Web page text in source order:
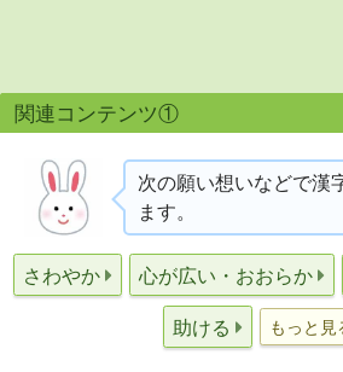
関連コンテンツ①
次の願い想いなどで漢
ます。
さわやか 心が広い・おおらか
助ける もっと見